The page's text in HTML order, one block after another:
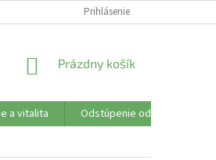
DOPRAVA PLATBA
Prihlásenie
NÁKUPNÝ
Prázdny košík
a vitalita
Odstúpenie od zmluvy